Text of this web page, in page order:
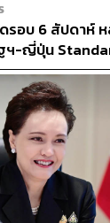
เศรษฐกิจในปี
26 จีนกลายเป็
ค่าการค้าระหว่
เทียบกับการค้า
าเพียงแค่
ารส่งออกไปจีน
วนร้อยละ 20 ขอ
ยก๊าซธรรมชา
ดรอบ 6 สัปดาห์
ฯ-ญี่ปุ่น
ตะ 32.50 บาท